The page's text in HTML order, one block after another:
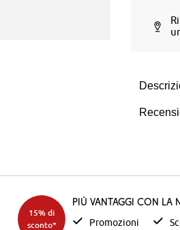
15% di
sconto*
Più vantaggi con la
Promozioni